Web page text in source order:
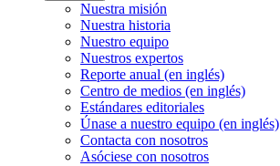
Nuestra misión
Nuestra historia
Nuestro equipo
Nuestros expertos
Reporte anual (en inglés)
Centro de medios (en inglés)
Estándares editoriales
Únase a nuestro equipo (en inglés)
Contacta con nosotros
Asóciese con nosotros